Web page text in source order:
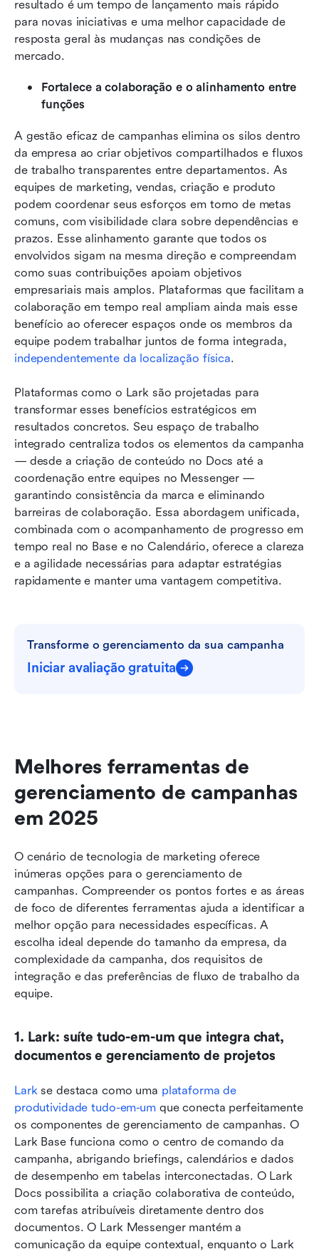
resultado é um tempo de lançamento mais rápido
para novas iniciativas e uma melhor capacidade de
resposta geral às mudanças nas condições de
mercado.
Fortalece a colaboração e o alinhamento entre
funções
A gestão eficaz de campanhas elimina os silos dentro
da empresa ao criar objetivos compartilhados e fluxos
de trabalho transparentes entre departamentos. As
equipes de marketing, vendas, criação e produto
podem coordenar seus esforços em torno de metas
comuns, com visibilidade clara sobre dependências e
prazos. Esse alinhamento garante que todos os
envolvidos sigam na mesma direção e compreendam
como suas contribuições apoiam objetivos
empresariais mais amplos. Plataformas que facilitam a
colaboração em tempo real ampliam ainda mais esse
benefício ao oferecer espaços onde os membros da
independentemente da localização física.
Plataformas como o Lark são projetadas para
transformar esses benefícios estratégicos em
resultados concretos. Seu espaço de trabalho
integrado centraliza todos os elementos da campanha
— desde a criação de conteúdo no Docs até a
coordenação entre equipes no Messenger —
garantindo consistência da marca e eliminando
barreiras de colaboração. Essa abordagem unificada,
combinada com o acompanhamento de progresso em
tempo real no Base e no Calendário, oferece a clareza
e a agilidade necessárias para adaptar estratégias
rapidamente e manter uma vantagem competitiva.
Transforme o gerenciamento da sua campanha
Iniciar avaliação gratuita
Melhores ferramentas de
gerenciamento de campanhas
em 2025
O cenário de tecnologia de marketing oferece
inúmeras opções para o gerenciamento de
campanhas. Compreender os pontos fortes e as áreas
de foco de diferentes ferramentas ajuda a identificar a
melhor opção para necessidades específicas. A
escolha ideal depende do tamanho da empresa, da
complexidade da campanha, dos requisitos de
integração e das preferências de fluxo de trabalho da
equipe.
1. Lark: suíte tudo-em-um que integra chat,
documentos e gerenciamento de projetos
Lark se destaca como uma plataforma de
produtividade tudo-em-um que conecta perfeitamente
os componentes de gerenciamento de campanhas. O
Lark Base funciona como o centro de comando da
campanha, abrigando briefings, calendários e dados
de desempenho em tabelas interconectadas. O Lark
Docs possibilita a criação colaborativa de conteúdo,
com tarefas atribuíveis diretamente dentro dos
documentos. O Lark Messenger mantém a
comunicação da equipe contextual, enquanto o Lark